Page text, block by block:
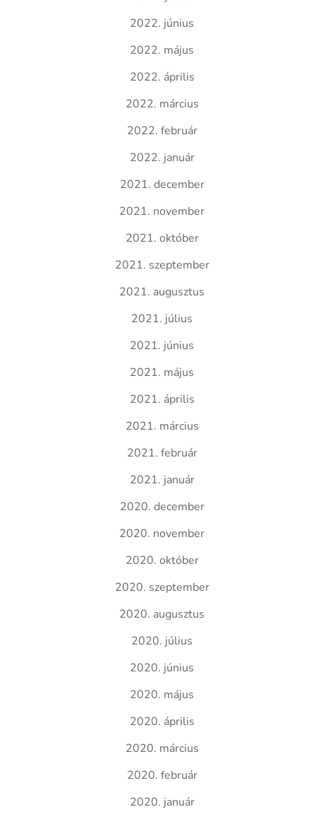
2022. június
2022. május
2022. április
2022. március
2022. február
2022. január
2021. december
2021. november
2021. október
2021. szeptember
2021. augusztus
2021. július
2021. június
2021. május
2021. április
2021. március
2021. február
2021. január
2020. december
2020. november
2020. október
2020. szeptember
2020. augusztus
2020. július
2020. június
2020. május
2020. április
2020. március
2020. február
2020. január